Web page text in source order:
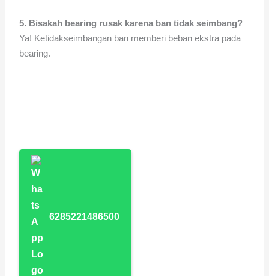
5. Bisakah bearing rusak karena ban tidak seimbang?
Ya! Ketidakseimbangan ban memberi beban ekstra pada
bearing.
6285221486500